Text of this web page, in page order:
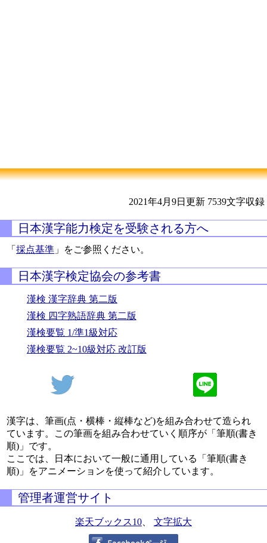
2021年4月9日更新 7539文字収録
日本漢字能力検定を受験される方へ
「採点基準 」をご参照ください。
日本漢字検定協会の参考書
漢検 漢字辞典 第二版
漢検 四字熟語辞典 第二版
漢検要覧 1/準1級対応
漢検要覧 2~10級対応 改訂版
漢字は、筆画(点・横棒・縦棒など)を組み合わせて造られ
ています。この筆画を組み合わせていく順序が「筆順(書き
順)」です。
ここでは、日本において一般に通用している「筆順(書き
順)」をアニメーションを使って紹介しています。
管理者運営サイト
楽天ブックス10 文字拡大